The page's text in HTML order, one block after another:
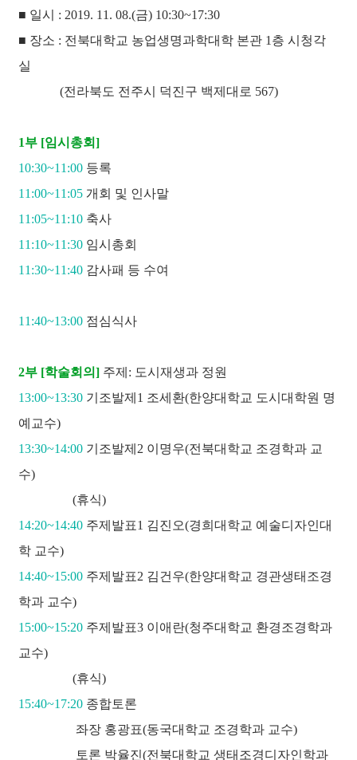
■ 일시 : 2019. 11. 08.(금) 10:30~17:30
■ 장소 : 전북대학교 농업생명과학대학 본관 1층 시청각
실
(전라북도 전주시 덕진구 백제대로 567)
1부 [임시총회]
10:30~11:00 등록
11:00~11:05 개회 및 인사말
11:05~11:10 축사
11:10~11:30 임시총회
11:30~11:40 감사패 등 수여
11:40~13:00 점심식사
2부 [학술회의] 주제: 도시재생과 정원
13:00~13:30 기조발제1 조세환(한양대학교 도시대학원 명
예교수)
13:30~14:00 기조발제2 이명우(전북대학교 조경학과 교
수)
(휴식)
14:20~14:40 주제발표1 김진오(경희대학교 예술디자인대
학 교수)
14:40~15:00 주제발표2 김건우(한양대학교 경관생태조경
학과 교수)
15:00~15:20 주제발표3 이애란(청주대학교 환경조경학과
교수)
(휴식)
15:40~17:20 종합토론
좌장 홍광표(동국대학교 조경학과 교수)
토론 박율진(전북대학교 생태조경디자인학과